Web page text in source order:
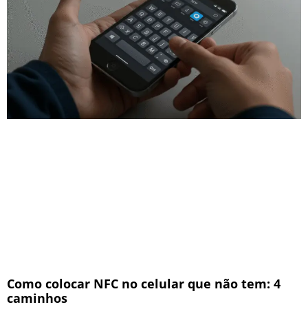
Como colocar NFC no celular que não tem: 4
caminhos